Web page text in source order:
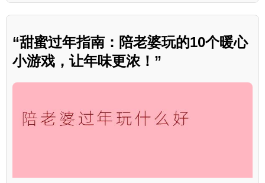
“甜蜜过年指南：陪老婆玩的10个暖心
小游戏，让年味更浓！”